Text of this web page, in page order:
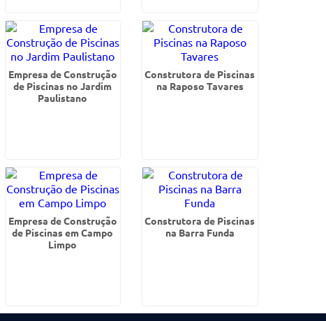
Empresa de Construção
de Piscinas no Jardim
Paulistano
Construtora de Piscinas
na Raposo Tavares
Empresa de Construção
de Piscinas em Campo
Limpo
Construtora de Piscinas
na Barra Funda